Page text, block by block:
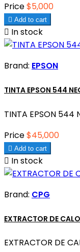
Price$5,000
 Add to cart
 In stock
Brand: EPSON
TINTA EPSON 544
TINTA EPSON 544
Price$45,000
 Add to cart
 In stock
Brand: CPG
EXTRACTOR DE
EXTRACTOR DE